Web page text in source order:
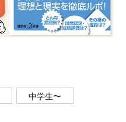
中学生〜